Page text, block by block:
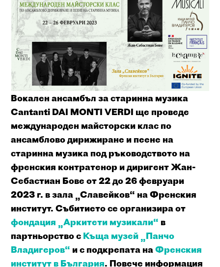
Вокален ансамбъл за старинна музика
Cantanti DAI MONTI VERDI ще проведе
международен майсторски клас по
ансамблово дирижиране и пеене на
старинна музика под ръководството на
френския контратенор и диригент Жан-
Себастиaн Бове от 22 до 26 февруари
2023 г. в зала „Славейков“ на Френския
институт. Събитието се организира от
фондация „Аркитети музикали“ в
партньорство с Къща музей „Панчо
Владигеров“ и с подкрепата наФренския
институт в България. Повече информация